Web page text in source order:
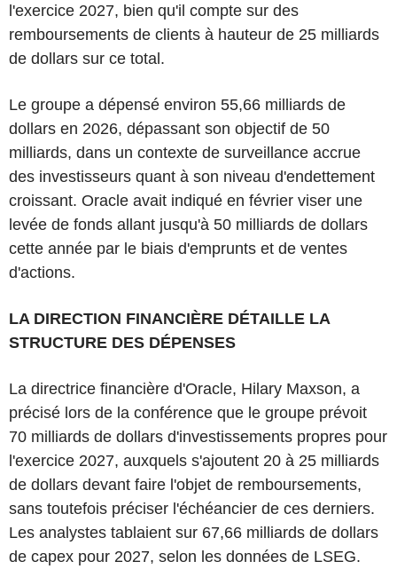
l'exercice 2027, bien qu'il compte sur des
remboursements de clients à hauteur de 25 milliards
de dollars sur ce total.
Le groupe a dépensé environ 55,66 milliards de
dollars en 2026, dépassant son objectif de 50
milliards, dans un contexte de surveillance accrue
des investisseurs quant à son niveau d'endettement
croissant. Oracle avait indiqué en février viser une
levée de fonds allant jusqu'à 50 milliards de dollars
cette année par le biais d'emprunts et de ventes
d'actions.
LA DIRECTION FINANCIÈRE DÉTAILLE LA
STRUCTURE DES DÉPENSES
La directrice financière d'Oracle, Hilary Maxson, a
précisé lors de la conférence que le groupe prévoit
70 milliards de dollars d'investissements propres pour
l'exercice 2027, auxquels s'ajoutent 20 à 25 milliards
de dollars devant faire l'objet de remboursements,
sans toutefois préciser l'échéancier de ces derniers.
Les analystes tablaient sur 67,66 milliards de dollars
de capex pour 2027, selon les données de LSEG.